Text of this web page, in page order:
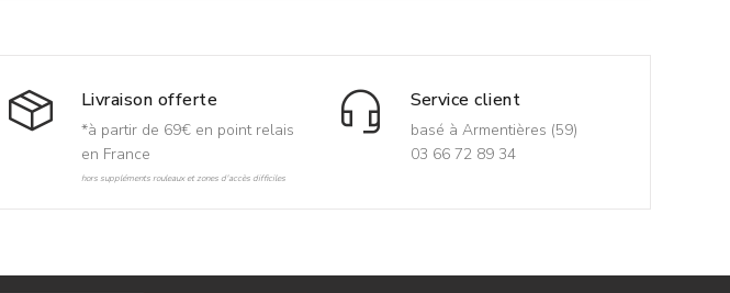
Livraison offerte
*à partir de 69€ en point relais
en France
hors suppléments rouleaux et zones d'accès difficiles
Service client
basé à Armentières (59)
03 66 72 89 34